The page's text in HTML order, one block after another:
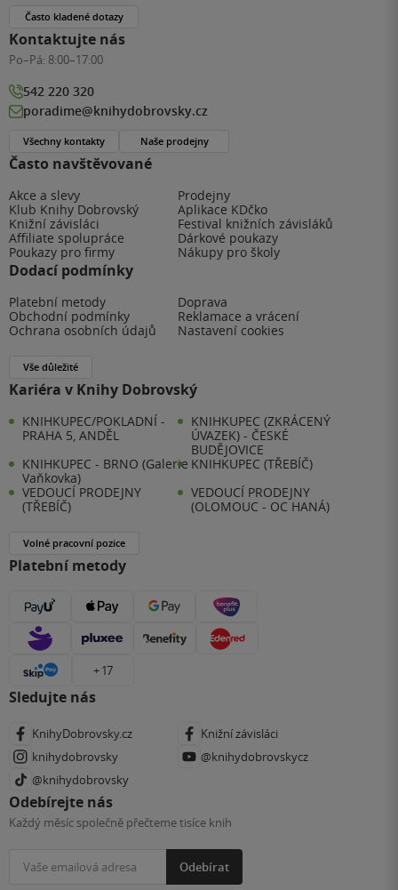
Často navštěvované
Akce a slevy
Prodejny
Klub Knihy Dobrovský
Aplikace KDčko
Knižní závisláci
Festival knižních závisláků
Affiliate spolupráce
Dárkové poukazy
Poukazy pro firmy
Nákupy pro školy
Dodací podmínky
Platební metody
Doprava
Obchodní podmínky
Reklamace a vrácení
Ochrana osobních údajů
Nastavení cookies
Vše důležité
Kariéra v Knihy Dobrovský
KNIHKUPEC/POKLADNÍ -
PRAHA 5, ANDĚL
KNIHKUPEC (ZKRÁCENÝ
ÚVAZEK) - ČESKÉ
BUDĚJOVICE
KNIHKUPEC - BRNO (Galerie
Vaňkovka)
KNIHKUPEC (TŘEBÍČ)
VEDOUCÍ PRODEJNY
(TŘEBÍČ)
VEDOUCÍ PRODEJNY
(OLOMOUC - OC HANÁ)
Volné pracovní pozice
Platební metody
+ 17
Sledujte nás
KnihyDobrovsky.cz
Knižní závisláci
knihydobrovsky
@knihydobrovskycz
@knihydobrovsky
Odebírejte nás
Každý měsíc společně přečteme tisíce knih
Odebírat
Často kladené dotazy
Kontaktujte nás
Po–Pá: 8:00–17:00
542 220 320
poradime@knihydobrovsky.cz
Všechny kontakty Naše prodejny